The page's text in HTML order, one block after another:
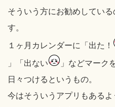
そういう方にお勧めしてい
す。
１ヶ月カレンダーに「出た！
」「出ない
」などマーク
日々つけるというもの。
今はそういうアプリもある